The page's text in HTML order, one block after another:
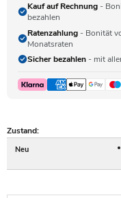
Kauf auf Rechnung -
bezahlen
Ratenzahlung - Bonität
Monatsraten
Sicher bezahlen - mit
Zustand:
Neu